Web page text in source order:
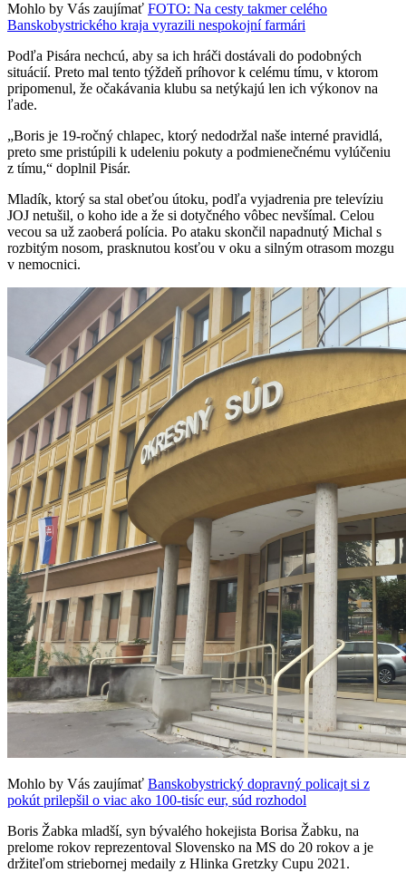
Mohlo by Vás zaujímať FOTO: Na cesty takmer celého
Banskobystrického kraja vyrazili nespokojní farmári
Podľa Pisára nechcú, aby sa ich hráči dostávali do podobných
situácií. Preto mal tento týždeň príhovor k celému tímu, v ktorom
pripomenul, že očakávania klubu sa netýkajú len ich výkonov na
ľade.
„Boris je 19-ročný chlapec, ktorý nedodržal naše interné pravidlá,
preto sme pristúpili k udeleniu pokuty a podmienečnému vylúčeniu
z tímu,“ doplnil Pisár.
Mladík, ktorý sa stal obeťou útoku, podľa vyjadrenia pre televíziu
JOJ netušil, o koho ide a že si dotyčného vôbec nevšímal. Celou
vecou sa už zaoberá polícia. Po ataku skončil napadnutý Michal s
rozbitým nosom, prasknutou kosťou v oku a silným otrasom mozgu
v nemocnici.
Mohlo by Vás zaujímať Banskobystrický dopravný policajt si z
pokút prilepšil o viac ako 100-tisíc eur, súd rozhodol
Boris Žabka mladší, syn bývalého hokejista Borisa Žabku, na
prelome rokov reprezentoval Slovensko na MS do 20 rokov a je
držiteľom striebornej medaily z Hlinka Gretzky Cupu 2021.